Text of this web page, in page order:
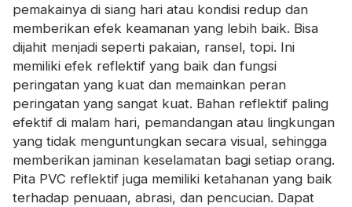
pemakainya di siang hari atau kondisi redup dan
memberikan efek keamanan yang lebih baik. Bisa
dijahit menjadi seperti pakaian, ransel, topi. Ini
memiliki efek reflektif yang baik dan fungsi
peringatan yang kuat dan memainkan peran
peringatan yang sangat kuat. Bahan reflektif paling
efektif di malam hari, pemandangan atau lingkungan
yang tidak menguntungkan secara visual, sehingga
memberikan jaminan keselamatan bagi setiap orang.
Pita PVC reflektif juga memiliki ketahanan yang baik
terhadap penuaan, abrasi, dan pencucian. Dapat